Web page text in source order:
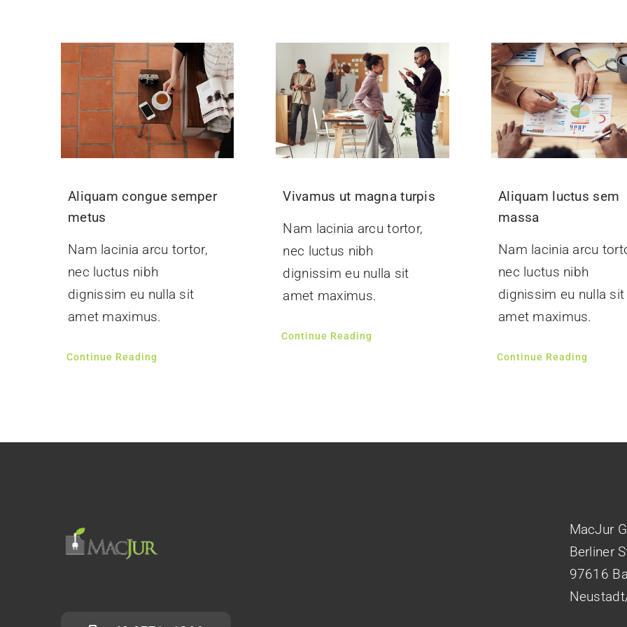
Aliquam congue semper
metus
Nam lacinia arcu tortor,
nec luctus nibh
dignissim eu nulla sit
amet maximus.
Continue Reading
Vivamus ut magna turpis
Nam lacinia arcu tortor,
nec luctus nibh
dignissim eu nulla sit
amet maximus.
Continue Reading
Aliquam luctus sem
massa
Nam lacinia arcu
nec luctus nibh
dignissim eu nulla sit
amet maximus.
Continue Reading
MacJur
Berliner
97616